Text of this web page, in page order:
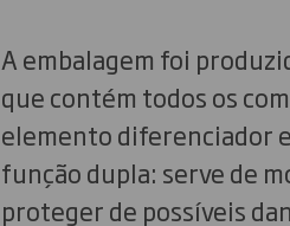
A embalagem foi
que contém todos os
elemento diferenciador
função dupla: serve de
proteger de possíveis